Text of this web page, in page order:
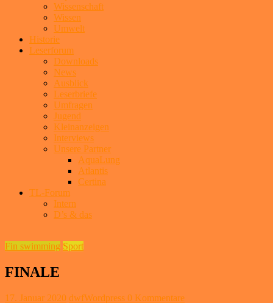
Wissenschaft
Wissen
Umwelt
Historie
Leserforum
Downloads
News
Ausblick
Leserbriefe
Umfragen
Jugend
Kleinanzeigen
Interviews
Unsere Partner
AquaLung
Atlantis
Certina
TL-Forum
Intern
D’s & das
Fin swimming Sport
FINALE
17. Januar 2020 dwfWordpress 0 Kommentare